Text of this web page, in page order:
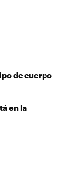
de cuerpo
en la